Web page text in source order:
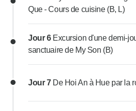
Que - Cours de cuisine (B, L)
Jour 6 Excursion d'une demi-
sanctuaire de My Son (B)
Jour 7 De Hoi An à Hue par la